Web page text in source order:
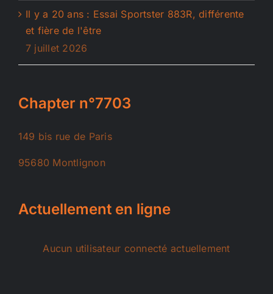
Il y a 20 ans : Essai Sportster 883R, différente
et fière de l'être
7 juillet 2026
Chapter n°7703
149 bis rue de Paris
95680 Montlignon
Actuellement en ligne
Aucun utilisateur connecté actuellement